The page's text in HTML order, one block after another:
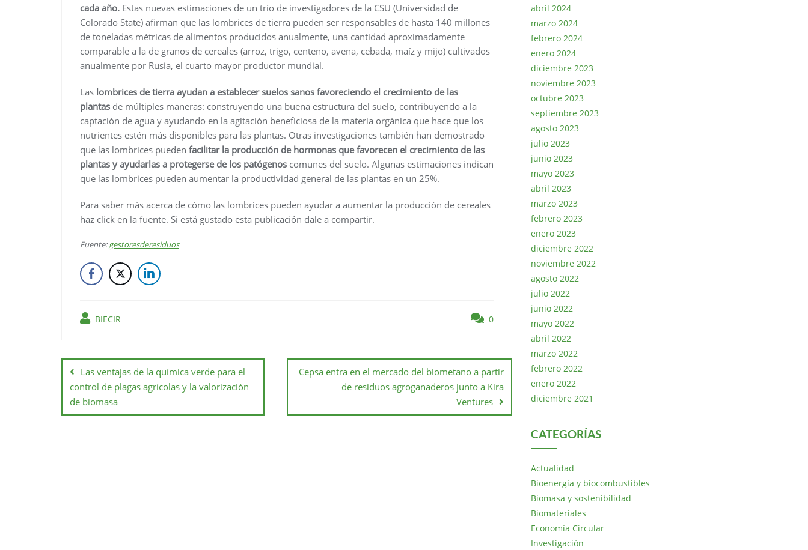
cada año. Estas nuevas estimaciones de un trío de investigadores de la CSU (Universidad de
Colorado State) afirman que las lombrices de tierra pueden ser responsables de hasta 140 millones
de toneladas métricas de alimentos producidos anualmente, una cantidad aproximadamente
comparable a la de granos de cereales (arroz, trigo, centeno, avena, cebada, maíz y mijo) cultivados
anualmente por Rusia, el cuarto mayor productor mundial.
Las lombrices de tierra ayudan a establecer suelos sanos favoreciendo el crecimiento de las
plantas de múltiples maneras: construyendo una buena estructura del suelo, contribuyendo a la
captación de agua y ayudando en la agitación beneficiosa de la materia orgánica que hace que los
nutrientes estén más disponibles para las plantas. Otras investigaciones también han demostrado
que las lombrices pueden facilitar la producción de hormonas que favorecen el crecimiento de las
plantas y ayudarlas a protegerse de los patógenos comunes del suelo. Algunas estimaciones indican
que las lombrices pueden aumentar la productividad general de las plantas en un 25%.
Para saber más acerca de cómo las lombrices pueden ayudar a aumentar la producción de cereales
haz click en la fuente. Si está gustado esta publicación dale a compartir.
Fuente:gestoresderesiduos
BIECIR 0
Las ventajas de la química verde para el
control de plagas agrícolas y la valorización
de biomasa
Cepsa entra en el mercado del biometano a partir
de residuos agroganaderos junto a Kira
Ventures
abril 2024
marzo 2024
febrero 2024
enero 2024
diciembre 2023
noviembre 2023
octubre 2023
septiembre 2023
agosto 2023
julio 2023
junio 2023
mayo 2023
abril 2023
marzo 2023
febrero 2023
enero 2023
diciembre 2022
noviembre 2022
agosto 2022
julio 2022
junio 2022
mayo 2022
abril 2022
marzo 2022
febrero 2022
enero 2022
diciembre 2021
CATEGORÍAS
Actualidad
Bioenergía y biocombustibles
Biomasa y sostenibilidad
Biomateriales
Economía Circular
Investigación